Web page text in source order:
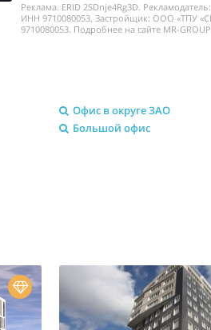
Реклама. ERID 2SDnje4Rg3D.
ИНН 9710080053. Застройщик: ООО «ТПУ
9710080053. Подробнее на сайте MR-
Офис в округе ЗАО
Большой офис